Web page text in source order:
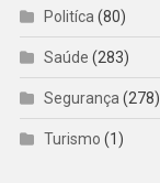
Politíca (80)
Saúde (283)
Segurança (278)
Turismo (1)